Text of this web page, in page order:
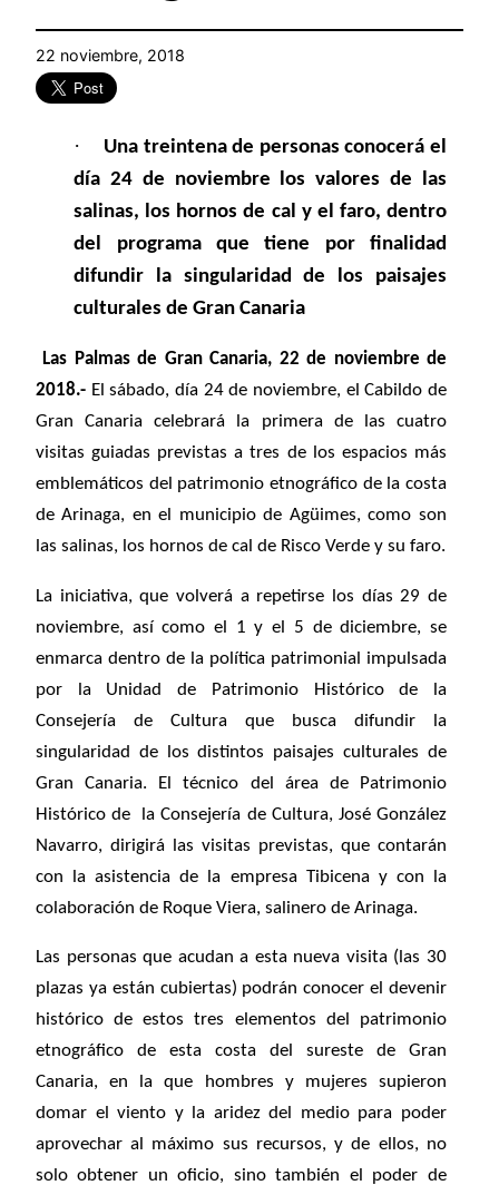
22 noviembre, 2018
·
Una treintena de personas conocerá el
día 24 de noviembre los valores de las
salinas, los hornos de cal y el faro, dentro
del programa que tiene por finalidad
difundir la singularidad de los paisajes
culturales de Gran Canaria
Las Palmas de Gran Canaria, 22 de noviembre de
2018.- El sábado, día 24 de noviembre, el Cabildo de
Gran Canaria celebrará la primera de las cuatro
visitas guiadas previstas a tres de los espacios más
emblemáticos del patrimonio etnográfico de la costa
de Arinaga, en el municipio de Agüimes, como son
las salinas, los hornos de cal de Risco Verde y su faro.
La iniciativa, que volverá a repetirse los días 29 de
noviembre, así como el 1 y el 5 de diciembre, se
enmarca dentro de la política patrimonial impulsada
por la Unidad de Patrimonio Histórico de la
Consejería de Cultura que busca difundir la
singularidad de los distintos paisajes culturales de
Gran Canaria. El técnico del área de Patrimonio
Histórico de la Consejería de Cultura, José González
Navarro, dirigirá las visitas previstas, que contarán
con la asistencia de la empresa Tibicena y con la
colaboración de Roque Viera, salinero de Arinaga.
Las personas que acudan a esta nueva visita (las 30
plazas ya están cubiertas) podrán conocer el devenir
histórico de estos tres elementos del patrimonio
etnográfico de esta costa del sureste de Gran
Canaria, en la que hombres y mujeres supieron
domar el viento y la aridez del medio para poder
aprovechar al máximo sus recursos, y de ellos, no
solo obtener un oficio, sino también el poder de